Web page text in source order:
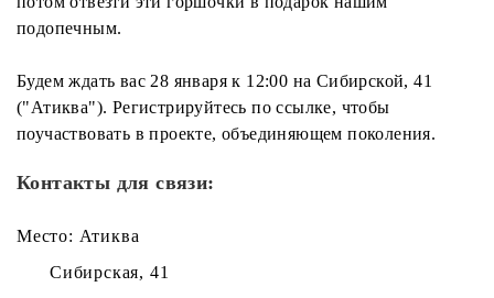
подопечным.
Будем ждать вас 28 января к 12:00 на Сибирской, 41
("Атиква"). Регистрируйтесь по ссылке, чтобы
поучаствовать в проекте, объединяющем поколения.
Контакты для связи:
Место: Атиква
Сибирская, 41